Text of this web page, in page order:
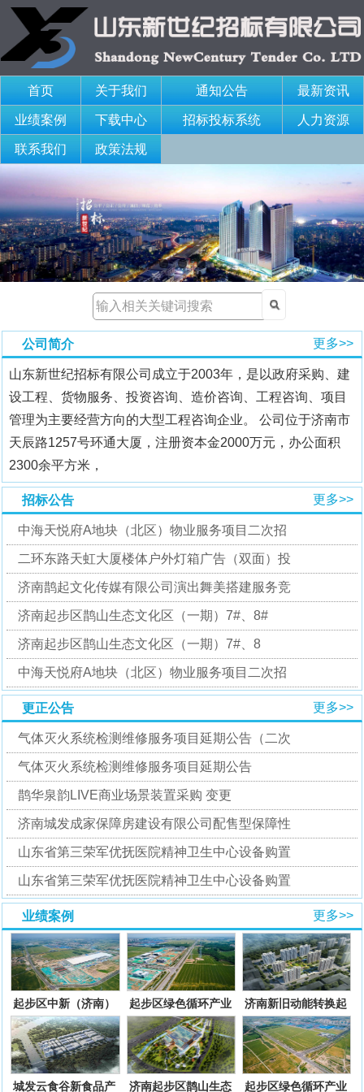
首页 关于我们 通知公告 最新资讯
业绩案例 下载中心 招标投标系统 人力资源
联系我们 政策法规
更多>>
公司简介
山东新世纪招标有限公司成立于2003年，是以政府采购、建
设工程、货物服务、投资咨询、造价咨询、工程咨询、项目
管理为主要经营方向的大型工程咨询企业。 公司位于济南市
天辰路1257号环通大厦，注册资本金2000万元，办公面积
2300余平方米，
更多>>
招标公告
中海天悦府A地块（北区）物业服务项目二次招
二环东路天虹大厦楼体户外灯箱广告（双面）投
济南鹊起文化传媒有限公司演出舞美搭建服务竞
济南起步区鹊山生态文化区（一期）7#、8#
‌济南起步区鹊山生态文化区（一期）7#、8
中海天悦府A地块（北区）物业服务项目二次招
更多>>
更正公告
气体灭火系统检测维修服务项目延期公告（二次
气体灭火系统检测维修服务项目延期公告
鹊华泉韵LIVE商业场景装置采购 变更
济南城发成家保障房建设有限公司配售型保障性
山东省第三荣军优抚医院精神卫生中心设备购置
山东省第三荣军优抚医院精神卫生中心设备购置
更多>>
业绩案例
起步区中新（济南）
绿色智慧产业园配套
基础设
起步区绿色循环产业
园配套基础设施项目
一期二
济南新旧动能转换起
步区孙耿街道好庙
村、大路
城发云食谷新食品产 济南起步区鹊山生态 起步区绿色循环产业